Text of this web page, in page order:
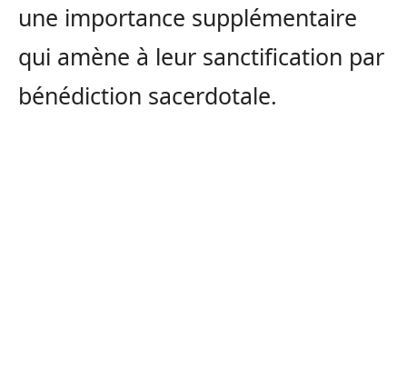
une importance supplémentaire
qui amène à leur sanctification par
bénédiction sacerdotale.